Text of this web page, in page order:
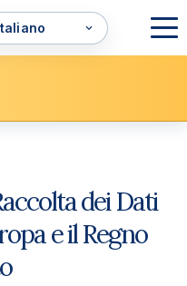
dei Dati
e il Regno